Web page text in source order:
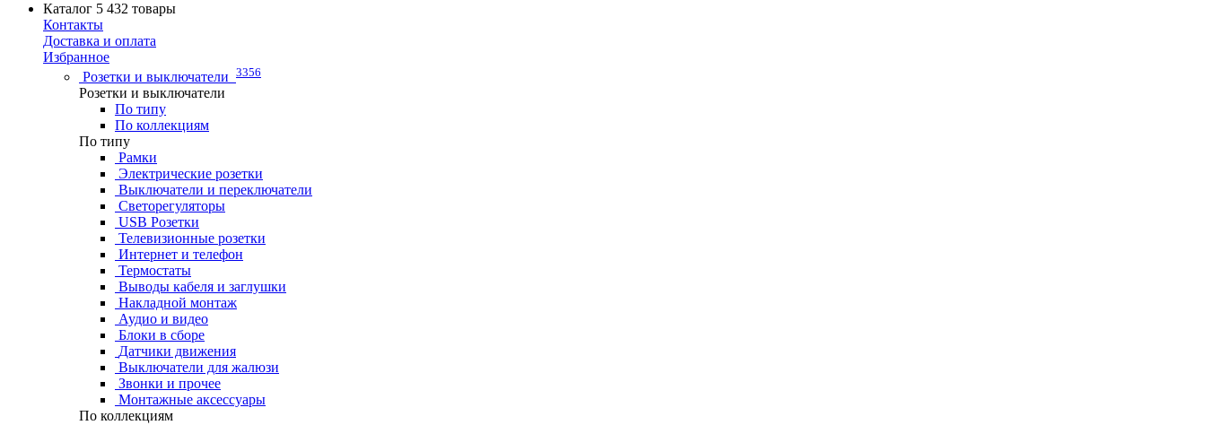
Каталог 5 432 товары
Контакты
Доставка и оплата
Избранное
Розетки и выключатели 3356
Розетки и выключатели
По типу
По коллекциям
По типу
Рамки
Электрические розетки
Выключатели и переключатели
Светорегуляторы
USB Розетки
Телевизионные розетки
Интернет и телефон
Термостаты
Выводы кабеля и заглушки
Накладной монтаж
Аудио и видео
Блоки в сборе
Датчики движения
Выключатели для жалюзи
Звонки и прочее
Монтажные аксессуары
По коллекциям